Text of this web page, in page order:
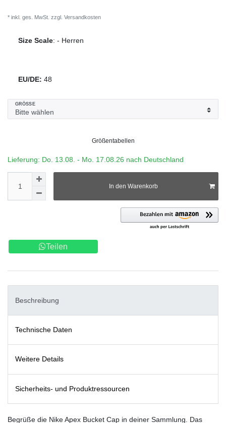
* inkl. ges. MwSt. zzgl. Versandkosten
Size Scale: - Herren
EU/DE: 48
GRÖSSE
Größentabellen
Lieferung: Do. 13.08. - Mo. 17.08.26 nach Deutschland
In den Warenkorb
Teilen
Beschreibung
Technische Daten
Weitere Details
Sicherheits- und Produktressourcen
Begrüße die Nike Apex Bucket Cap in deiner Sammlung. Das